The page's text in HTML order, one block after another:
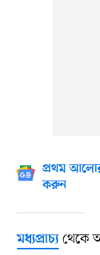
প্রথম
করুন
মধ্যপ্রাচ্যথেকে